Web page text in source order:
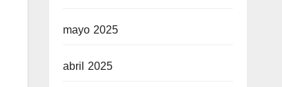
mayo 2025
abril 2025